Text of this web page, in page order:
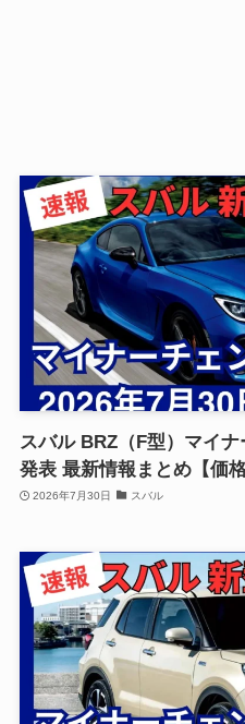
スバル BRZ（F型）マイナ
発表 最新情報まとめ【価
2026年7月30日 スバル